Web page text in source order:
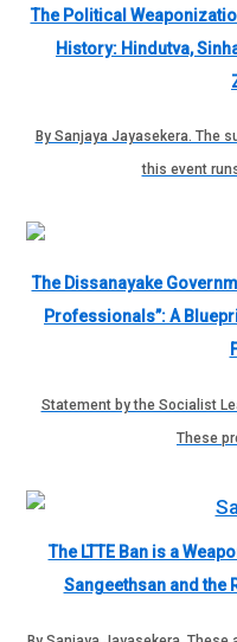
The Political
History: Hindutva,
By Sanjaya Jayasekera. The
this event
The Dissanayake
Professionals”: A
Statement by the Socialist
These
The LTTE Ban is a
Sangeethsan and the